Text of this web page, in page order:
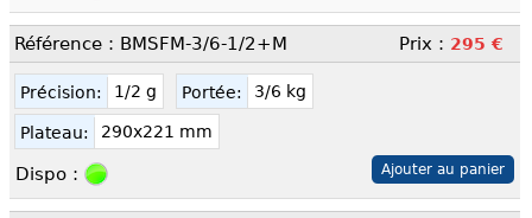
Référence : BMSFM-3/6-1/2+M Prix : 295 €
Précision: 1/2 g Portée: 3/6 kg
Plateau: 290x221 mm
Dispo :